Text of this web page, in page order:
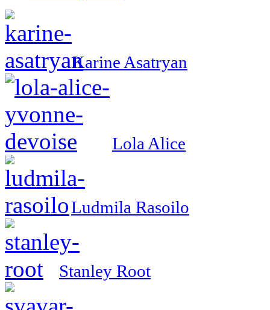
Karine Asatryan
Lola Alice
Ludmila Rasoilo
Stanley Root